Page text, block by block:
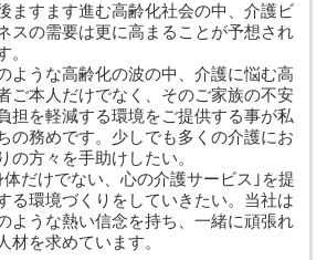
ますます進む高齢化社会の中、介護ビ
スの需要は更に高まることが予想され
。
ような高齢化の波の中、介護に悩む高
ご本人だけでなく、そのご家族の不安
担を軽減する環境をご提供する事が私
の務めです。少しでも多くの介護にお
の方々を手助けしたい。
体だけでない、心の介護サービス｣を提
る環境づくりをしていきたい。当社は
ような熱い信念を持ち、一緒に頑張れ
材を求めています。